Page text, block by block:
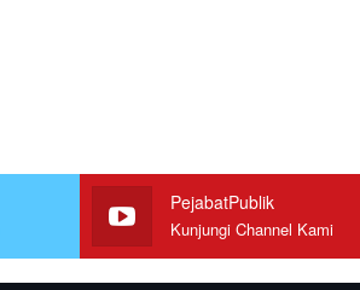
PejabatPublik
Kunjungi Channel Kami